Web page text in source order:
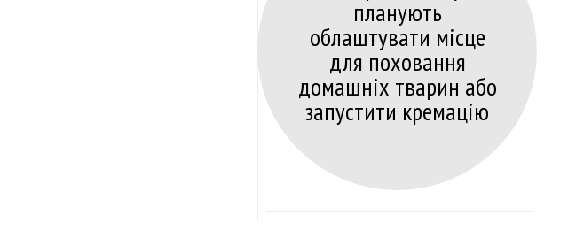
планують
облаштувати місце
для поховання
домашніх тварин або
запустити кремацію